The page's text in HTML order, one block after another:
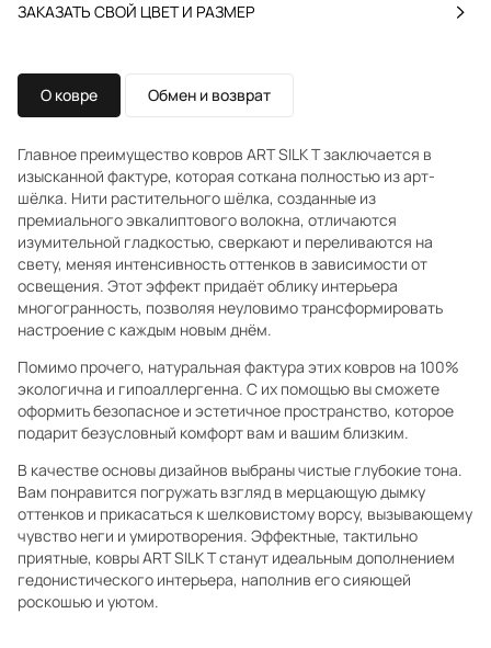
ЗАКАЗАТЬ СВОЙ ЦВЕТ И РАЗМЕР
О ковре Обмен и возврат
Главное преимущество ковров ART SILK T заключается в
изысканной фактуре, которая соткана полностью из арт-
шёлка. Нити растительного шёлка, созданные из
премиального эвкалиптового волокна, отличаются
изумительной гладкостью, сверкают и переливаются на
свету, меняя интенсивность оттенков в зависимости от
освещения. Этот эффект придаёт облику интерьера
многогранность, позволяя неуловимо трансформировать
настроение с каждым новым днём.
Помимо прочего, натуральная фактура этих ковров на 100%
экологична и гипоаллергенна. С их помощью вы сможете
оформить безопасное и эстетичное пространство, которое
подарит безусловный комфорт вам и вашим близким.
В качестве основы дизайнов выбраны чистые глубокие тона.
Вам понравится погружать взгляд в мерцающую дымку
оттенков и прикасаться к шелковистому ворсу, вызывающему
чувство неги и умиротворения. Эффектные, тактильно
приятные, ковры ART SILK T станут идеальным дополнением
гедонистического интерьера, наполнив его сияющей
роскошью и уютом.